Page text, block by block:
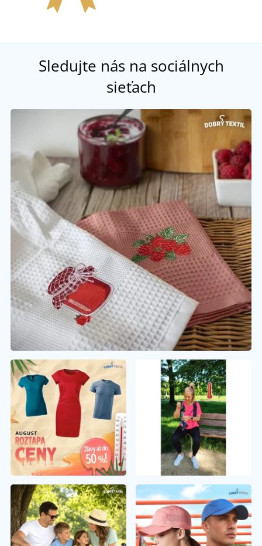
Sledujte nás na sociálnych
sieťach